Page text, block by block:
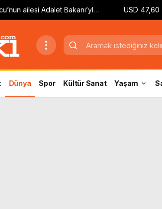
ailesi Adalet Bakanı’yla USD 47,60
Dünya Spor Kültür Sanat Yaşam